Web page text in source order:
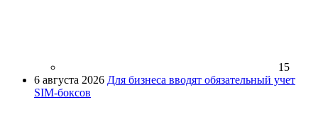
15
6 августа 2026 Для бизнеса вводят обязательный учет
SIM-боксов